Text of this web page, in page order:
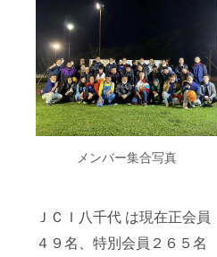
メンバー集合写真
ＪＣＩ八千代 は現在正会員
４９名、特別会員２６５名